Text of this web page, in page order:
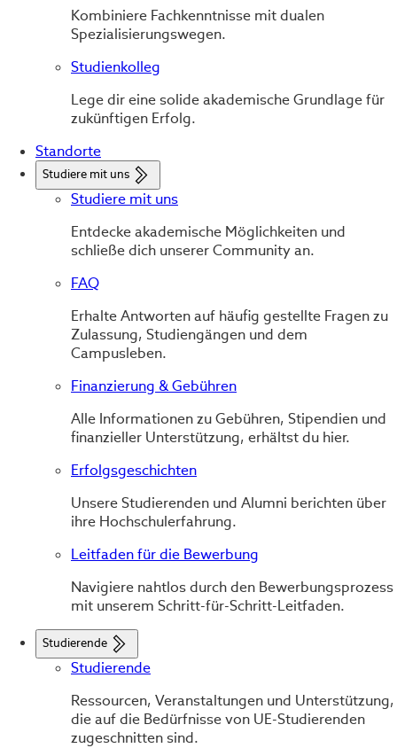
Kombiniere Fachkenntnisse mit dualen
Spezialisierungswegen.
Studienkolleg
Lege dir eine solide akademische Grundlage für
zukünftigen Erfolg.
Standorte
Studiere mit uns
Studiere mit uns
Entdecke akademische Möglichkeiten und
schließe dich unserer Community an.
FAQ
Erhalte Antworten auf häufig gestellte Fragen zu
Zulassung, Studiengängen und dem
Campusleben.
Finanzierung & Gebühren
Alle Informationen zu Gebühren, Stipendien und
finanzieller Unterstützung, erhältst du hier.
Erfolgsgeschichten
Unsere Studierenden und Alumni berichten über
ihre Hochschulerfahrung.
Leitfaden für die Bewerbung
Navigiere nahtlos durch den Bewerbungsprozess
mit unserem Schritt-für-Schritt-Leitfaden.
Studierende
Studierende
Ressourcen, Veranstaltungen und Unterstützung,
die auf die Bedürfnisse von UE-Studierenden
zugeschnitten sind.